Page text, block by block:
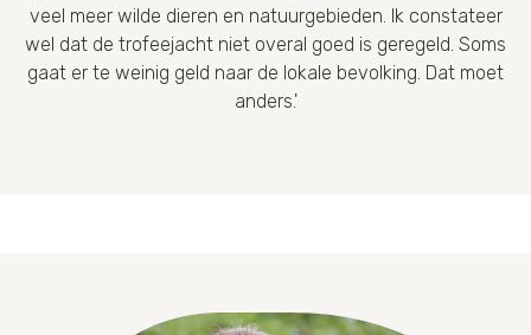
veel meer wilde dieren en natuurgebieden. Ik constateer
wel dat de trofeejacht niet overal goed is geregeld. Soms
gaat er te weinig geld naar de lokale bevolking. Dat moet
anders.'